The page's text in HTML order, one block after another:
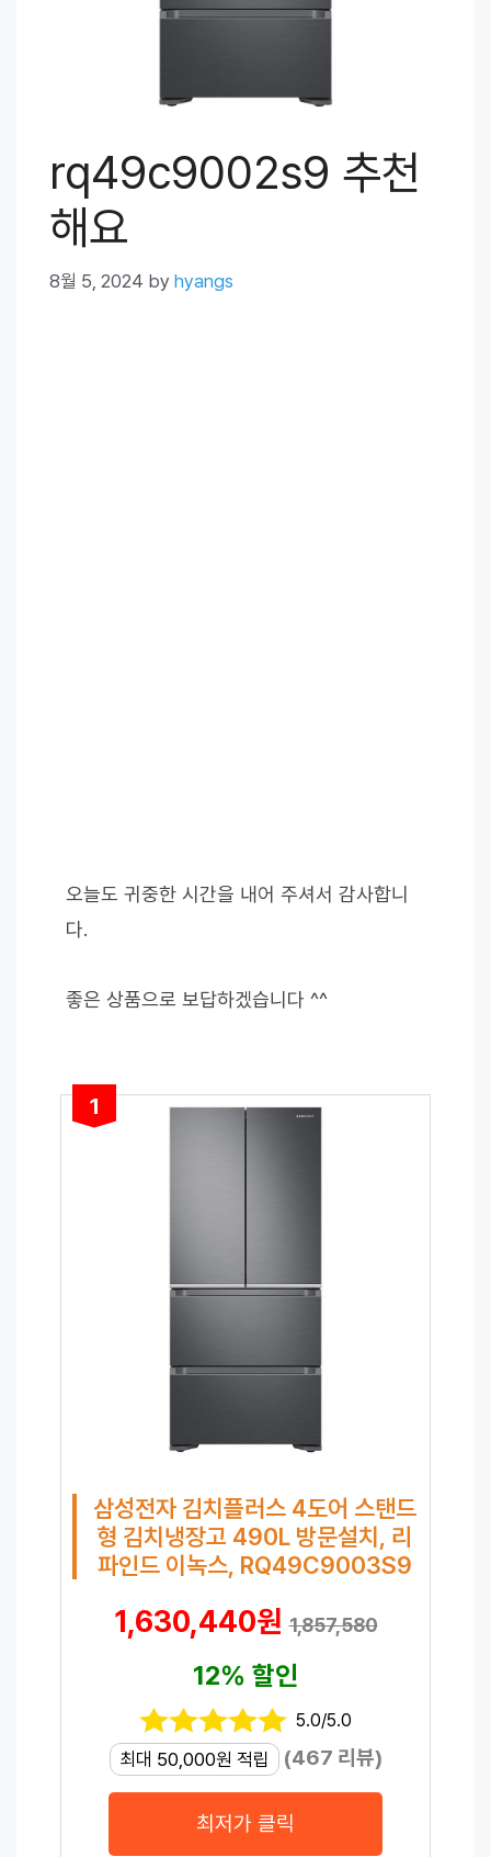
rq49c9002s9 추천
해요
8월 5, 2024 by hyangs
오늘도 귀중한 시간을 내어 주셔서 감사합니
다.
좋은 상품으로 보답하겠습니다 ^^
1
삼성전자 김치플러스 4도어 스탠드
형 김치냉장고 490L 방문설치, 리
파인드 이녹스, RQ49C9003S9
1,630,440원1,857,580
12% 할인
5.0/5.0
최대 50,000원 적립 (467 리뷰)
최저가 클릭